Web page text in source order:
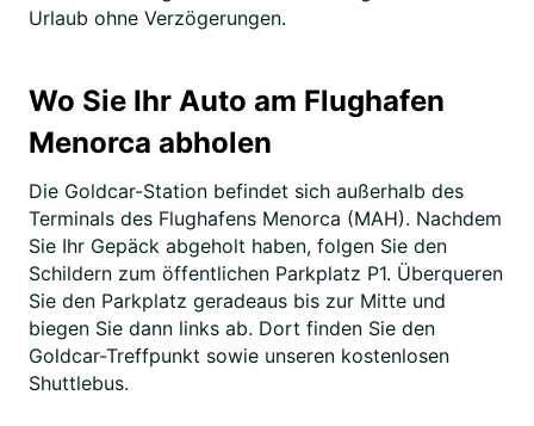
Urlaub ohne Verzögerungen.
Wo Sie Ihr Auto am Flughafen
Menorca abholen
Die Goldcar-Station befindet sich außerhalb des
Terminals des Flughafens Menorca (MAH). Nachdem
Sie Ihr Gepäck abgeholt haben, folgen Sie den
Schildern zum öffentlichen Parkplatz P1. Überqueren
Sie den Parkplatz geradeaus bis zur Mitte und
biegen Sie dann links ab. Dort finden Sie den
Goldcar-Treffpunkt sowie unseren kostenlosen
Shuttlebus.